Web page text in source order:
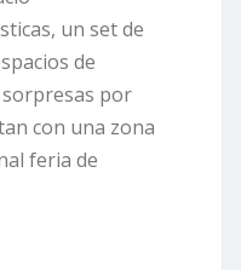
un set de
de
por
con una zona
feria de